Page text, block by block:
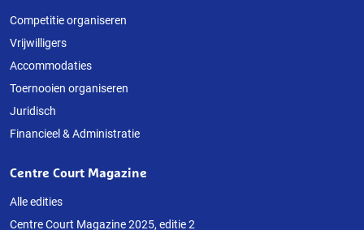
Competitie organiseren
Vrijwilligers
Accommodaties
Toernooien organiseren
Juridisch
Financieel & Administratie
Centre Court Magazine
Alle edities
Centre Court Magazine 2025, editie 2